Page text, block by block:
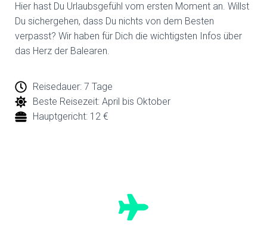
Hier hast Du Urlaubsgefühl vom ersten Moment an. Willst
Du sichergehen, dass Du nichts von dem Besten
verpasst? Wir haben für Dich die wichtigsten Infos über
das Herz der Balearen.
Reisedauer: 7 Tage
Beste Reisezeit: April bis Oktober
Hauptgericht: 12 €